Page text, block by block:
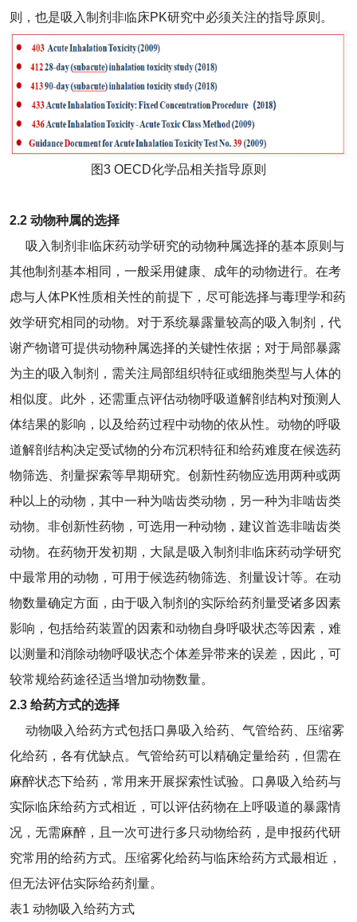
则，也是吸入制剂非临床PK研究中必须关注的指导原则。
图3 OECD化学品相关指导原则
2.2 动物种属的选择
吸入制剂非临床药动学研究的动物种属选择的基本原则与
其他制剂基本相同，一般采用健康、成年的动物进行。在考
虑与人体PK性质相关性的前提下，尽可能选择与毒理学和药
效学研究相同的动物。对于系统暴露量较高的吸入制剂，代
谢产物谱可提供动物种属选择的关键性依据；对于局部暴露
为主的吸入制剂，需关注局部组织特征或细胞类型与人体的
相似度。此外，还需重点评估动物呼吸道解剖结构对预测人
体结果的影响，以及给药过程中动物的依从性。动物的呼吸
道解剖结构决定受试物的分布沉积特征和给药难度在候选药
物筛选、剂量探索等早期研究。创新性药物应选用两种或两
种以上的动物，其中一种为啮齿类动物，另一种为非啮齿类
动物。非创新性药物，可选用一种动物，建议首选非啮齿类
动物。在药物开发初期，大鼠是吸入制剂非临床药动学研究
中最常用的动物，可用于候选药物筛选、剂量设计等。在动
物数量确定方面，由于吸入制剂的实际给药剂量受诸多因素
影响，包括给药装置的因素和动物自身呼吸状态等因素，难
以测量和消除动物呼吸状态个体差异带来的误差，因此，可
较常规给药途径适当增加动物数量。
2.3 给药方式的选择
动物吸入给药方式包括口鼻吸入给药、气管给药、压缩雾
化给药，各有优缺点。气管给药可以精确定量给药，但需在
麻醉状态下给药，常用来开展探索性试验。口鼻吸入给药与
实际临床给药方式相近，可以评估药物在上呼吸道的暴露情
况，无需麻醉，且一次可进行多只动物给药，是申报药代研
究常用的给药方式。压缩雾化给药与临床给药方式最相近，
但无法评估实际给药剂量。
表1 动物吸入给药方式